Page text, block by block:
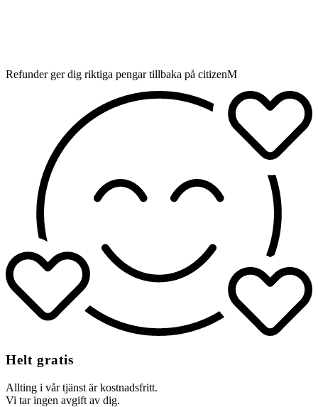
Refunder ger dig riktiga pengar tillbaka på citizenM
Helt gratis
Allting i vår tjänst är kostnadsfritt.
Vi tar ingen avgift av dig.